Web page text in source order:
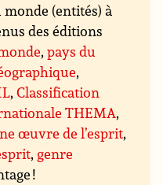
(entités) à
des éditions
,pays du
,
,Classification
THEMA,
œuvre de l’esprit,
, genre
!